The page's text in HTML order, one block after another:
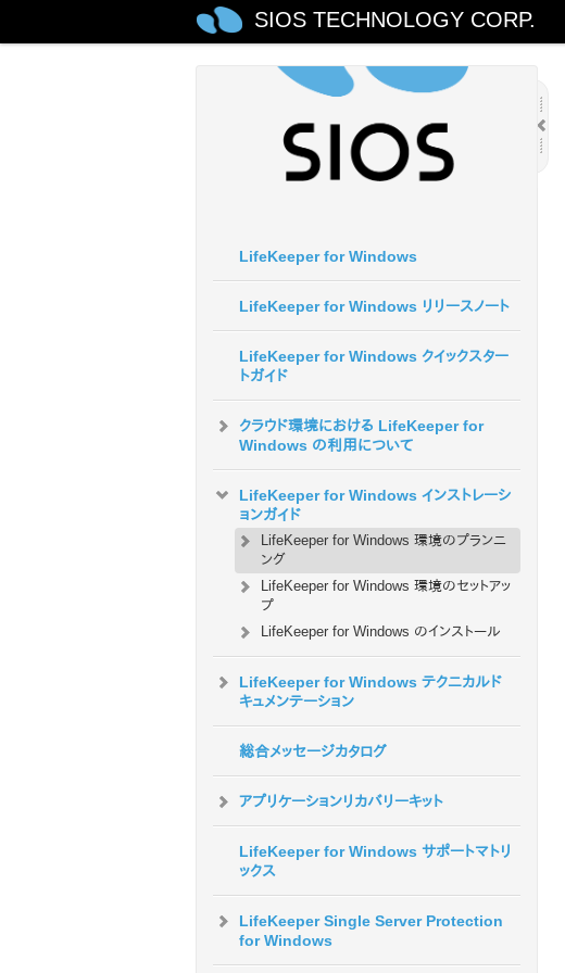
SIOS TECHNOLOGY CORP.
LifeKeeper for Windows
LifeKeeper for Windows リリースノート
LifeKeeper for Windows クイックスター
トガイド
クラウド環境における LifeKeeper for
Windows の利用について
LifeKeeper for Windows インストレーシ
ョンガイド
LifeKeeper for Windows 環境のプランニ
ング
LifeKeeper for Windows 環境のセットアッ
プ
LifeKeeper for Windows のインストール
LifeKeeper for Windows テクニカルド
キュメンテーション
総合メッセージカタログ
アプリケーションリカバリーキット
LifeKeeper for Windows サポートマトリ
ックス
LifeKeeper Single Server Protection
for Windows